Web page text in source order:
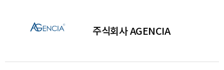
주식회사 AGENCIA